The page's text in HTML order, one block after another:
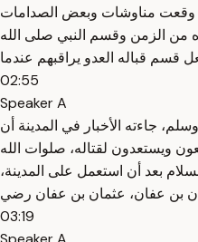
وقعت مناوشات وبعض الصدامات
من الزمن وقسم النبي صلى الله
قباله العدو يراقبهم عندما
02:55
Speaker A
جاءته الأخبار في المدينة أن
ويستعدون لقتاله، صلوات الله
بعد أن استعمل على المدينة،
03:19